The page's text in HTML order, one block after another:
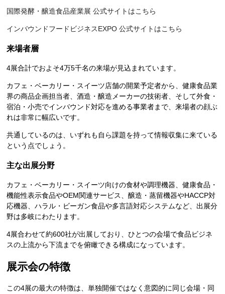
国際発酵・醸造食品産業展 公式サイトはこちら
インバウンドフードビジネスEXPO 公式サイトはこちら
来場者層
4展合計でおよそ4万5千名の来場が見込まれています。
カフェ・ベーカリー・スイーツ店舗の開業予定者から、健康食品業
界の商品企画担当者、酒造・醸造メーカーの技術者、そして外食・
宿泊・小売でインバウンド対応を進める事業者まで、来場者の顔ぶ
れは非常に幅広いです。
共通しているのは、いずれも自ら課題を持って情報収集に来ている
という点でしょう。
主な出展分野
カフェ・ベーカリー・スイーツ向けの食材や調理機器、健康食品・
機能性表示食品やOEM関連サービス、醸造・蒸留機器やHACCP対
応機器、ハラル・ビーガン食品や多言語対応システムなど、出展分
野は多岐にわたります。
4展合わせて約600社が出展しており、ひとつの会場で食品ビジネ
スの上流から下流までを俯瞰できる構成になっています。
展示会の特徴
この4展の最大の特徴は、単独開催ではなく意図的に同じ会場・同